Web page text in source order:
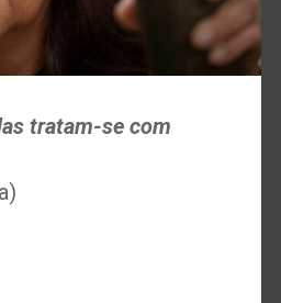
tratam-se com